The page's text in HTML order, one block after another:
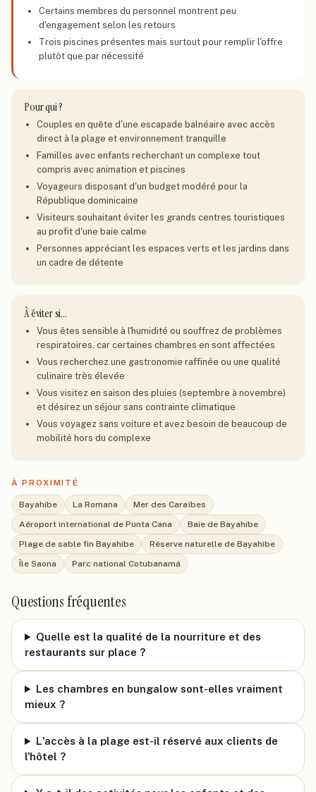
Certains membres du personnel montrent peu
d'engagement selon les retours
Trois piscines présentes mais surtout pour remplir l'offre
plutôt que par nécessité
Pour qui ?
Couples en quête d'une escapade balnéaire avec accès
direct à la plage et environnement tranquille
Familles avec enfants recherchant un complexe tout
compris avec animation et piscines
Voyageurs disposant d'un budget modéré pour la
République dominicaine
Visiteurs souhaitant éviter les grands centres touristiques
au profit d'une baie calme
Personnes appréciant les espaces verts et les jardins dans
un cadre de détente
À éviter si…
Vous êtes sensible à l'humidité ou souffrez de problèmes
respiratoires, car certaines chambres en sont affectées
Vous recherchez une gastronomie raffinée ou une qualité
culinaire très élevée
Vous visitez en saison des pluies (septembre à novembre)
et désirez un séjour sans contrainte climatique
Vous voyagez sans voiture et avez besoin de beaucoup de
mobilité hors du complexe
À PROXIMITÉ
Bayahibe La Romana
Mer des Caraïbes
Aéroport international de Punta Cana
Baie de Bayahibe
Plage de sable fin Bayahibe
Réserve naturelle de Bayahibe
Île Saona
Parc national Cotubanamá
Questions fréquentes
Quelle est la qualité de la nourriture et des
restaurants sur place ?
Les chambres en bungalow sont-elles vraiment
mieux ?
L'accès à la plage est-il réservé aux clients de
l'hôtel ?